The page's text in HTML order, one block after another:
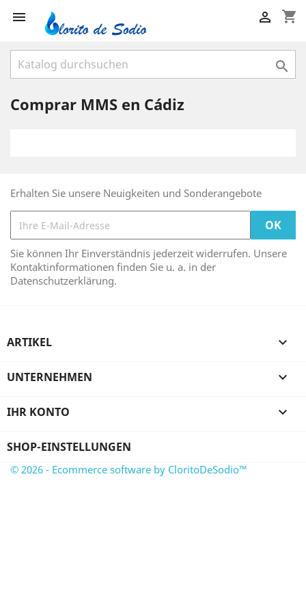
 shopping_cart


Comprar MMS en Cádiz
Erhalten Sie unsere Neuigkeiten und Sonderangebote
Sie können Ihr Einverständnis jederzeit widerrufen. Unsere
Kontaktinformationen finden Sie u. a. in der
Datenschutzerklärung.
ARTIKEL 
UNTERNEHMEN 
IHR KONTO 
SHOP-EINSTELLUNGEN
© 2026 - Ecommerce software by CloritoDeSodio™